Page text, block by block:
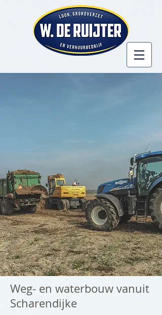
Weg- en waterbouw vanuit
Scharendijke